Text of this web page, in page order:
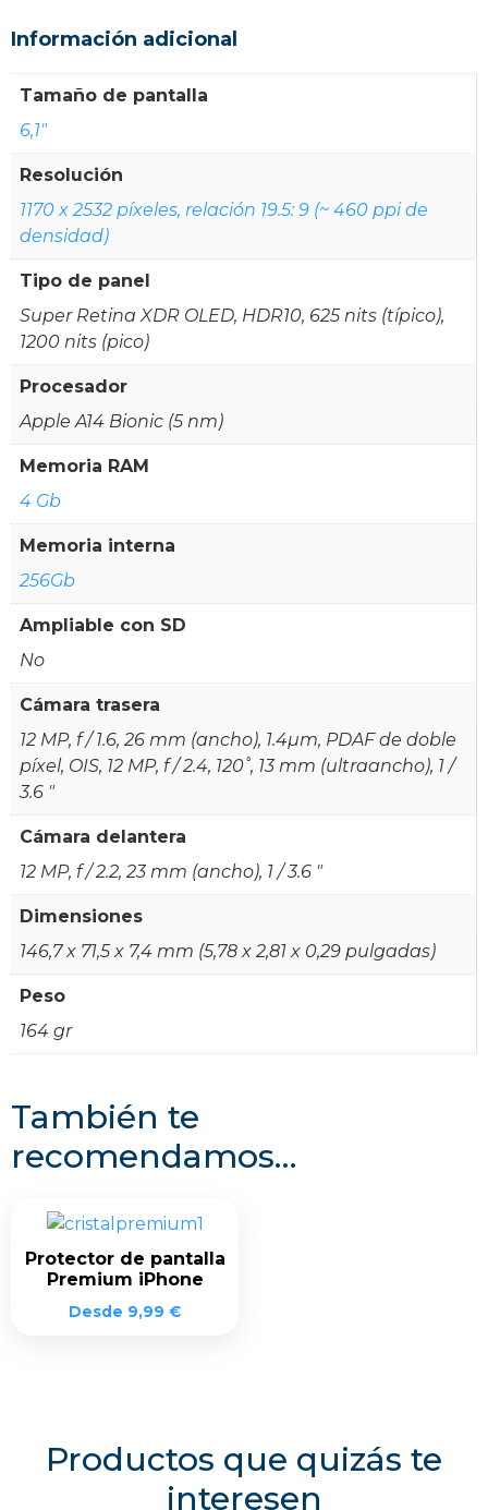
Información adicional
Tamaño de pantalla
6,1"
Resolución
1170 x 2532 píxeles, relación 19.5: 9 (~ 460 ppi de
densidad)
Tipo de panel
Super Retina XDR OLED, HDR10, 625 nits (típico),
1200 nits (pico)
Procesador
Apple A14 Bionic (5 nm)
Memoria RAM
4 Gb
Memoria interna
256Gb
Ampliable con SD
No
Cámara trasera
12 MP, f / 1.6, 26 mm (ancho), 1.4µm, PDAF de doble
píxel, OIS, 12 MP, f / 2.4, 120˚, 13 mm (ultraancho), 1 /
3.6 "
Cámara delantera
12 MP, f / 2.2, 23 mm (ancho), 1 / 3.6 "
Dimensiones
146,7 x 71,5 x 7,4 mm (5,78 x 2,81 x 0,29 pulgadas)
Peso
164 gr
También te
recomendamos…
Protector de pantalla
Premium iPhone
Desde 9,99 €
Productos que quizás te
interesen